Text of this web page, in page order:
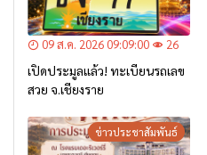
09 ส.ค. 2026 09:09:00 26
เปิดประมูลแล้ว! ทะเบียนรถเลข
สวย จ.เชียงราย
ข่าวประชาสัมพันธ์